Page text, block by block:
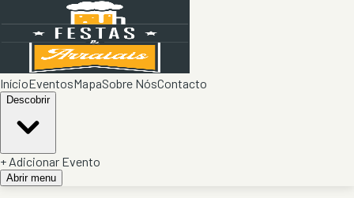
InícioEventosMapaSobre NósContacto
Descobrir
+ Adicionar Evento
Abrir menu